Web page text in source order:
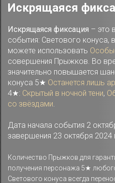
Искрящаяся
Искрящаяся фиксация – это
события: Светового конуса,
можете использовать
совершения Прыжков. Во
значительно повышается
конуса 5★ Останется лишь
4★: Скрытый в ночной тени,
со звёздами.
Дата начала события 2
завершения 23 октября 2024
Количество Прыжков для
получения персонажа 5★
Светового конуса всегда